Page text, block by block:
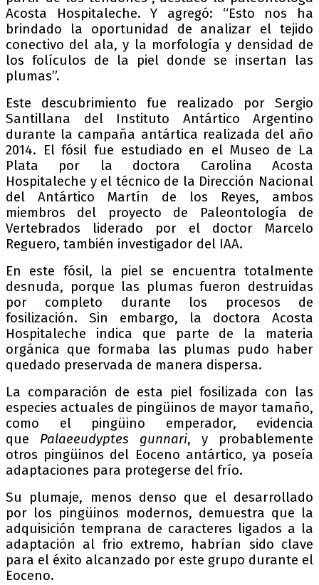
Acosta Hospitaleche. Y agregó: “Esto nos ha
brindado la oportunidad de analizar el tejido
conectivo del ala, y la morfología y densidad de
los folículos de la piel donde se insertan las
plumas”.
Este descubrimiento fue realizado por Sergio
Santillana del Instituto Antártico Argentino
durante la campaña antártica realizada del año
2014. El fósil fue estudiado en el Museo de La
Plata por la doctora Carolina Acosta
Hospitaleche y el técnico de la Dirección Nacional
del Antártico Martín de los Reyes, ambos
miembros del proyecto de Paleontología de
Vertebrados liderado por el doctor Marcelo
Reguero, también investigador del IAA.
En este fósil, la piel se encuentra totalmente
desnuda, porque las plumas fueron destruidas
por completo durante los procesos de
fosilización. Sin embargo, la doctora Acosta
Hospitaleche indica que parte de la materia
orgánica que formaba las plumas pudo haber
quedado preservada de manera dispersa.
La comparación de esta piel fosilizada con las
especies actuales de pingüinos de mayor tamaño,
como el pingüino emperador, evidencia
que Palaeeudyptes gunnari, y probablemente
otros pingüinos del Eoceno antártico, ya poseía
adaptaciones para protegerse del frío.
Su plumaje, menos denso que el desarrollado
por los pingüinos modernos, demuestra que la
adquisición temprana de caracteres ligados a la
adaptación al frio extremo, habrían sido clave
para el éxito alcanzado por este grupo durante el
Eoceno.